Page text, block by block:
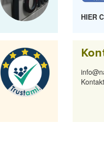
HIER
Kontakt